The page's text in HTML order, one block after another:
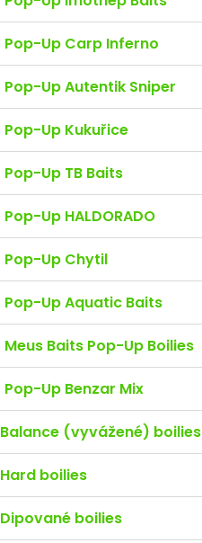
Pop-Up Carp Inferno
Pop-Up Autentik Sniper
Pop-Up Kukuřice
Pop-Up TB Baits
Pop-Up HALDORADO
Pop-Up Chytil
Pop-Up Aquatic Baits
Meus Baits Pop-Up Boilies
Pop-Up Benzar Mix
Balance (vyvážené) boilies
Hard boilies
Dipované boilies